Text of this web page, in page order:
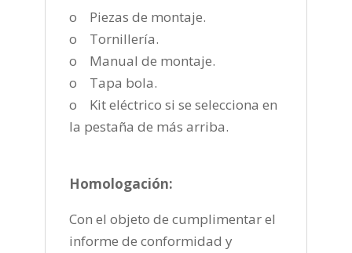
o Piezas de montaje.
o Tornillería.
o Manual de montaje.
o Tapa bola.
o Kit eléctrico si se selecciona en
la pestaña de más arriba.
Homologación:
Con el objeto de cumplimentar el
informe de conformidad y